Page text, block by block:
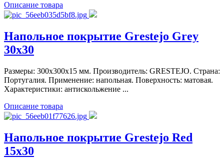
Описание товара
Напольное покрытие Grestejo Grey
30x30
Размеры: 300x300x15 мм. Производитель: GRESTEJO. Страна:
Португалия. Применение: напольная. Поверхность: матовая.
Характеристики: антискольжение ...
Описание товара
Напольное покрытие Grestejo Red
15x30